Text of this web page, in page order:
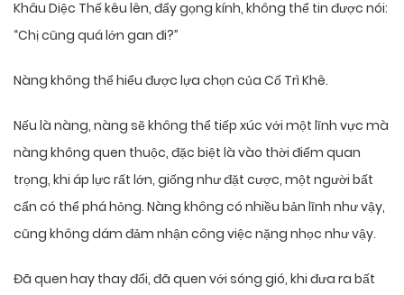
Khâu Diệc Thế kêu lên, đẩy gọng kính, không thể tin được nói:
“Chị cũng quá lớn gan đi?”
Nàng không thể hiểu được lựa chọn của Cố Trì Khê.
Nếu là nàng, nàng sẽ không thể tiếp xúc với một lĩnh vực mà
nàng không quen thuộc, đặc biệt là vào thời điểm quan
trọng, khi áp lực rất lớn, giống như đặt cược, một người bất
cẩn có thể phá hỏng. Nàng không có nhiều bản lĩnh như vậy,
cũng không dám đảm nhận công việc nặng nhọc như vậy.
Đã quen hay thay đổi, đã quen với sóng gió, khi đưa ra bất